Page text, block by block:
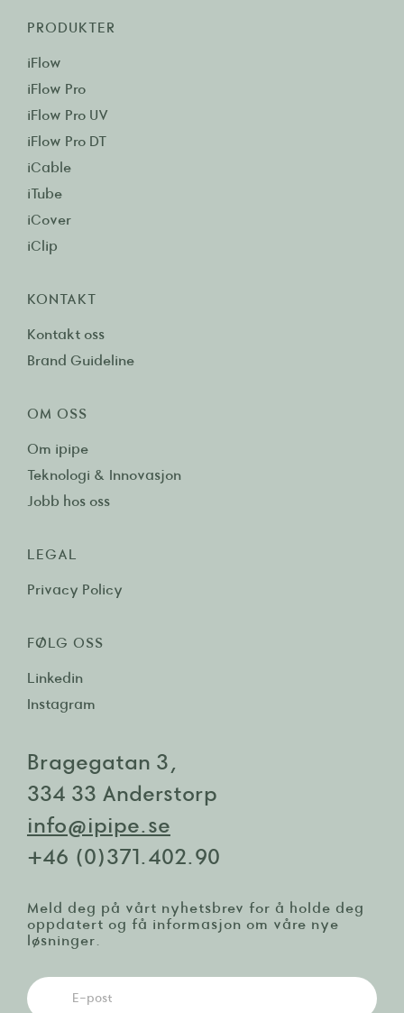
PRODUKTER
iFlow
iFlow Pro
iFlow Pro UV
iFlow Pro DT
iCable
iTube
iCover
iClip
KONTAKT
Kontakt oss
Brand Guideline
OM OSS
Om ipipe
Teknologi & Innovasjon
Jobb hos oss
Meld deg på vårt nyhetsbrev for å holde deg
oppdatert og få informasjon om våre nye
løsninger.
LEGAL
Privacy Policy
FØLG OSS
Linkedin
Instagram
Bragegatan 3,
334 33 Anderstorp
info@ipipe.se
+46 (0)371.402.90